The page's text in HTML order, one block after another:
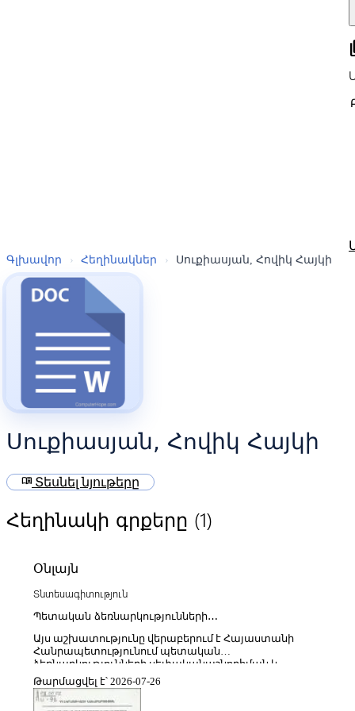
Գլխավոր › Հեղինակներ › Սուքիասյան, Հովիկ Հայկի
Սուքիասյան, Հովիկ Հայկի
menu_book Տեսնել նյութերը
Հեղինակի գրքերը (1)
Օնլայն
Տնտեսագիտություն
Պետական ձեռնարկությունների
հիմնահարցերն ու դրանց լուծման ուղիները ՀՀ-ում
Այս աշխատությունը վերաբերում է Հայաստանի
Հանրապետությունում պետական
ձեռնարկությունների սեփականաշնորհման և
ապապետականացման հիմնահարցերին՝ ընդգծելով
անցումային տնտեսության ձևավորման,
սեփականության հարաբերությունների
Թարմացվել է՝ 2026-07-26